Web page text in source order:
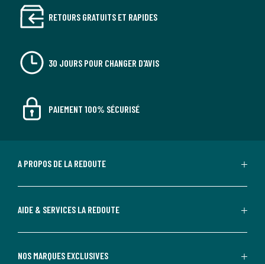
RETOURS GRATUITS ET RAPIDES
30 JOURS POUR CHANGER D'AVIS
PAIEMENT 100% SÉCURISÉ
A PROPOS DE LA REDOUTE
AIDE & SERVICES LA REDOUTE
NOS MARQUES EXCLUSIVES